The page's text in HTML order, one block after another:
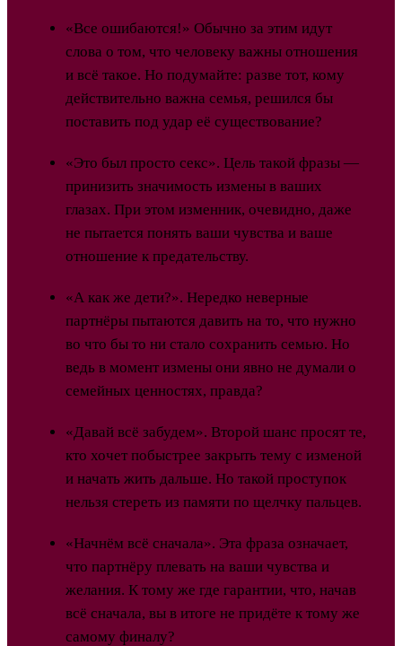
«Все ошибаются!» Обычно за этим идут
слова о том, что человеку важны отношения
и всё такое. Но подумайте: разве тот, кому
действительно важна семья, решился бы
поставить под удар её существование?
«Это был просто секс». Цель такой фразы —
принизить значимость измены в ваших
глазах. При этом изменник, очевидно, даже
не пытается понять ваши чувства и ваше
отношение к предательству.
«А как же дети?». Нередко неверные
партнёры пытаются давить на то, что нужно
во что бы то ни стало сохранить семью. Но
ведь в момент измены они явно не думали о
семейных ценностях, правда?
«Давай всё забудем». Второй шанс просят те,
кто хочет побыстрее закрыть тему с изменой
и начать жить дальше. Но такой проступок
нельзя стереть из памяти по щелчку пальцев.
«Начнём всё сначала». Эта фраза означает,
что партнёру плевать на ваши чувства и
желания. К тому же где гарантии, что, начав
всё сначала, вы в итоге не придёте к тому же
самому финалу?